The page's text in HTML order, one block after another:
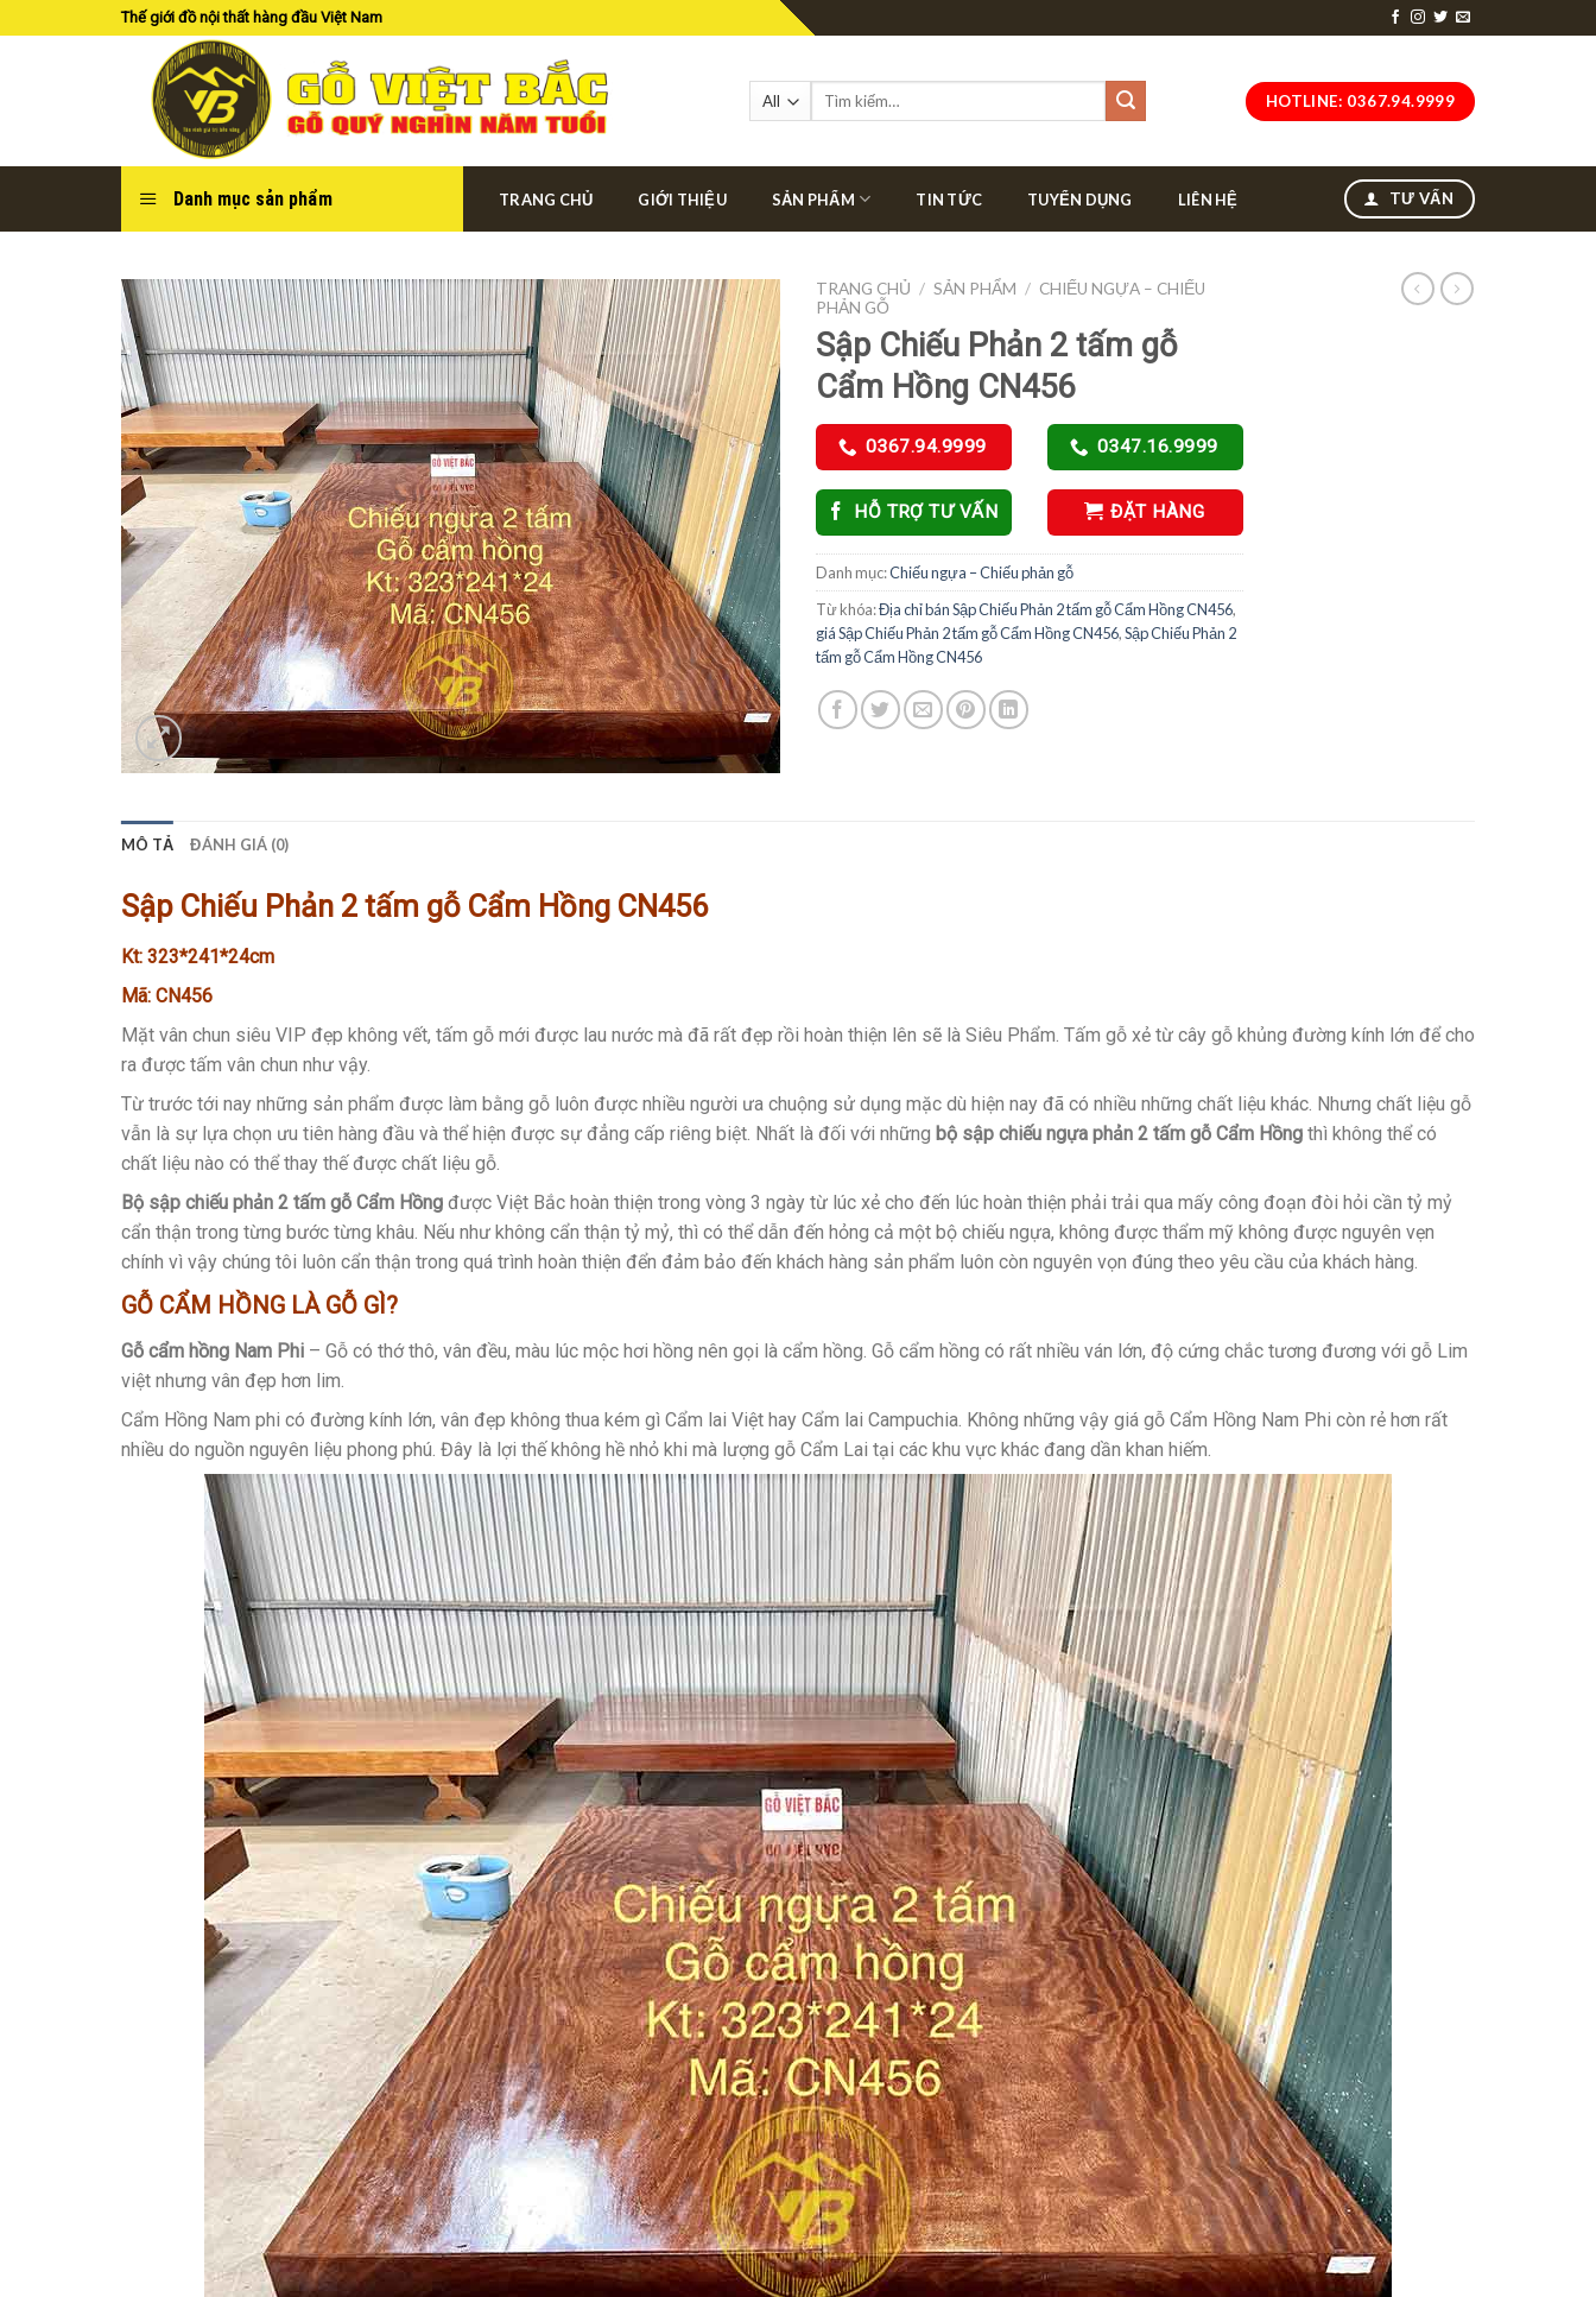
to
Thế giới đồ nội thất hàng đầu Việt Nam
Tìm
HOTLINE: 0367.94.9999
Danh mục sản phẩm TRANG CHỦ GIỚI THIỆU SẢN PHẨM TIN TỨC TUYỂN DỤNG LIÊN HỆ TƯ VẤN
TRANG CHỦ / SẢN PHẨM / CHIẾU NGỰA – CHIẾU
PHẢN GỖ
Sập Chiếu Phản 2 tấm gỗ
Cẩm Hồng CN456
0367.94.9999 0347.16.9999
HỖ TRỢ TƯ VẤN ĐẶT HÀNG
Danh mục:Chiếu ngựa – Chiếu phản gỗ
Từ khóa:Địa chỉ bán Sập Chiếu Phản 2 tấm gỗ Cẩm Hồng CN456,
giá Sập Chiếu Phản 2 tấm gỗ Cẩm Hồng CN456,Sập Chiếu Phản 2
tấm gỗ Cẩm Hồng CN456
MÔ TẢ ĐÁNH GIÁ (0)
Sập Chiếu Phản 2 tấm gỗ Cẩm Hồng CN456
Kt: 323*241*24cm
Mã: CN456
Mặt vân chun siêu VIP đẹp không vết, tấm gỗ mới được lau nước mà đã rất đẹp rồi hoàn thiện lên sẽ là Siêu Phẩm. Tấm gỗ xẻ từ cây gỗ khủng đường kính lớn để cho
ra được tấm vân chun như vậy.
Từ trước tới nay những sản phẩm được làm bằng gỗ luôn được nhiều người ưa chuộng sử dụng mặc dù hiện nay đã có nhiều những chất liệu khác. Nhưng chất liệu gỗ
vẫn là sự lựa chọn ưu tiên hàng đầu và thể hiện được sự đẳng cấp riêng biệt. Nhất là đối với những bộ sập chiếu ngựa phản 2 tấm gỗ Cẩm Hồng thì không thể có
chất liệu nào có thể thay thế được chất liệu gỗ.
Bộ sập chiếu phản 2 tấm gỗ Cẩm Hồng được Việt Bắc hoàn thiện trong vòng 3 ngày từ lúc xẻ cho đến lúc hoàn thiện phải trải qua mấy công đoạn đòi hỏi cần tỷ mỷ
cẩn thận trong từng bước từng khâu. Nếu như không cẩn thận tỷ mỷ, thì có thể dẫn đến hỏng cả một bộ chiếu ngựa, không được thẩm mỹ không được nguyên vẹn
chính vì vậy chúng tôi luôn cẩn thận trong quá trình hoàn thiện đển đảm bảo đến khách hàng sản phẩm luôn còn nguyên vọn đúng theo yêu cầu của khách hàng.
GỖ CẨM HỒNG LÀ GỖ GÌ?
Gỗ cẩm hồng Nam Phi – Gỗ có thớ thô, vân đều, màu lúc mộc hơi hồng nên gọi là cẩm hồng. Gỗ cẩm hồng có rất nhiều ván lớn, độ cứng chắc tương đương với gỗ Lim
việt nhưng vân đẹp hơn lim.
Cẩm Hồng Nam phi có đường kính lớn, vân đẹp không thua kém gì Cẩm lai Việt hay Cẩm lai Campuchia. Không những vậy giá gỗ Cẩm Hồng Nam Phi còn rẻ hơn rất
nhiều do nguồn nguyên liệu phong phú. Đây là lợi thế không hề nhỏ khi mà lượng gỗ Cẩm Lai tại các khu vực khác đang dần khan hiếm.